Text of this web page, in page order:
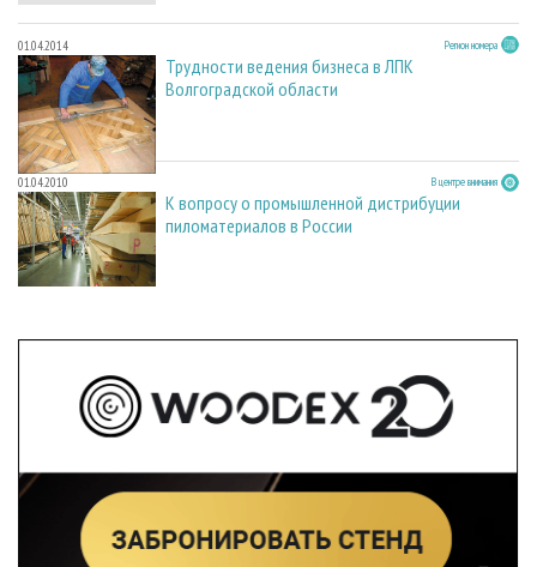
01.04.2014 Регион номера
Трудности ведения бизнеса в ЛПК
Волгоградской области
01.04.2010 В центре внимания
К вопросу о промышленной дистрибуции
пиломатериалов в России